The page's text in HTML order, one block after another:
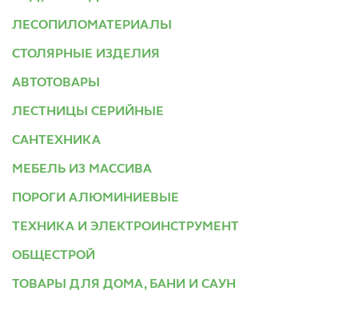
ЛЕСОПИЛОМАТЕРИАЛЫ
СТОЛЯРНЫЕ ИЗДЕЛИЯ
АВТОТОВАРЫ
ЛЕСТНИЦЫ СЕРИЙНЫЕ
САНТЕХНИКА
МЕБЕЛЬ ИЗ МАССИВА
ПОРОГИ АЛЮМИНИЕВЫЕ
ТЕХНИКА И ЭЛЕКТРОИНСТРУМЕНТ
ОБЩЕСТРОЙ
ТОВАРЫ ДЛЯ ДОМА, БАНИ И САУН